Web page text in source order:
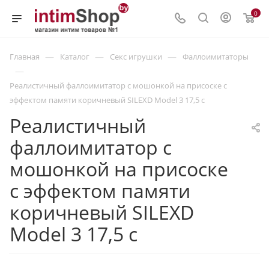
0
Главная — Каталог — Секс игрушки — Фаллоимитаторы
—
Реалистичный фаллоимитатор с мошонкой на присоске с
эффектом памяти коричневый SILEXD Model 3 17,5 с
Реалистичный
фаллоимитатор с
мошонкой на присоске
с эффектом памяти
коричневый SILEXD
Model 3 17,5 с